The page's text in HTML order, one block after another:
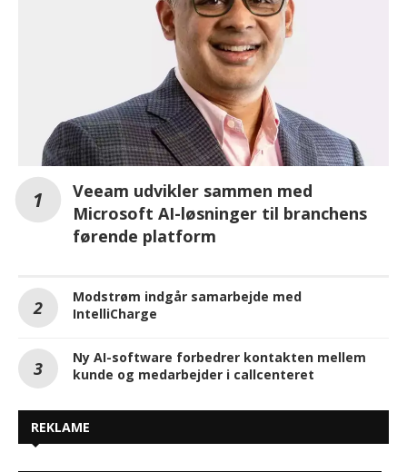
Veeam udvikler sammen med
Microsoft AI-løsninger til branchens
førende platform
Modstrøm indgår samarbejde med
IntelliCharge
Ny AI-software forbedrer kontakten mellem
kunde og medarbejder i callcenteret
REKLAME